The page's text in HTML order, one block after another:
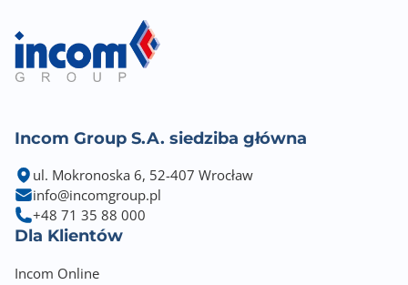
Przepustowość (Gb/s)
100.0
Szybkość przekierowań pakietów (Mpps)
Bufor pamięci
1500 KB
Typ obudowy
Desktop/Rack 1U
Wymiary [G x S x W] (mm)
Incom Group S.A. siedziba główna
ul. Mokronoska 6, 52-407 Wrocław
info@incomgroup.pl
+48 71 35 88 000
Dla Klientów
Incom Online